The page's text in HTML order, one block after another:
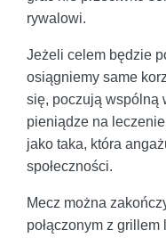
rywalowi.
Jeżeli celem będzie
osiągniemy same
się, poczują wspólną
pieniądze na
jako taka, która
społeczności.
Mecz można
połączonym z